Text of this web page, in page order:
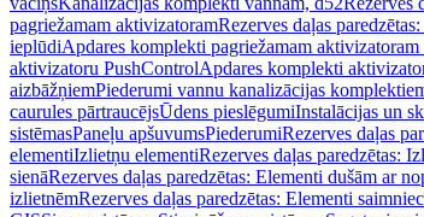
pagriežamam aktivizatoramRezerves daļas
ieplūdiApdares komplekti pagriežamam
aktivizatoru PushControlApdares komplekti
aizbāžņiemPiederumi vannu kanalizācijas
caurules pārtraucējsŪdens pieslēgumiInstalācijas un
sistēmasPaneļu apšuvumsPiederumiRezerves daļas
elementiIzlietņu elementiRezerves daļas paredzētas:
sienāRezerves daļas paredzētas: Elementi dušām ar
izlietnēmRezerves daļas paredzētas: Elementi